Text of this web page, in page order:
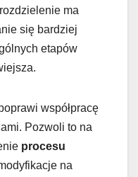
ma
się bardziej
etapów
współpracę
Pozwoli to na
procesu
na